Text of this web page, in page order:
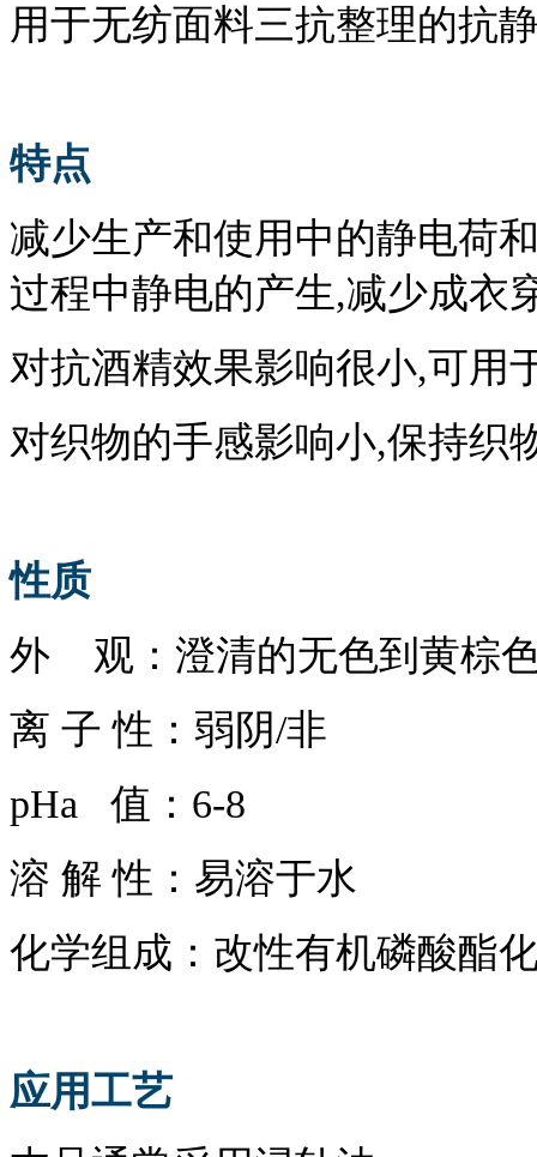
用于无纺面料三抗整理的抗
特点
减少生产和使用中的静电荷
过程中静电的产生,减少成衣
对抗酒精效果影响很小,可用
对织物的手感影响小,保持织
性质
外
观：澄清的无色到黄棕
离 子 性：弱阴/非
pHa 值：6-8
溶 解 性：易溶于水
化学组成：改性有机磷酸酯
应用工艺